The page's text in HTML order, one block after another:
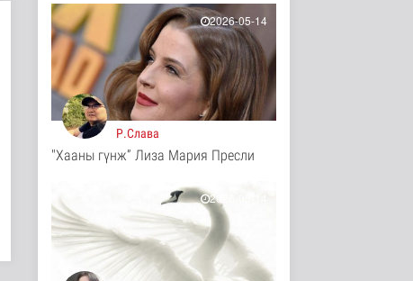
Улс төр
2 цаг 48 минутын өмнө
Б.Сэмжидмаа:
Зөвшөөрлийн шинжтэй
103 бүртгэлээс ..
Нийгэм
2 цаг 6 минутын өмнө
Төмөр замчдын
мэргэжлийн өдөрт
Нийгэм
2 цаг 25 минутын өмнө
АИ-92 авсан 7000 гаруй
иргэн тухайн өдрөө
дахин ..
2026-05-14
Р.Слава
"Хааны гүнж” Лиза Мария Пресли
2026-05-14